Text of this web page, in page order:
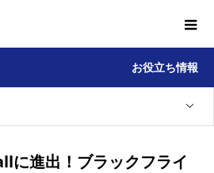
お役立ち情報
に進出！ブラックフライ